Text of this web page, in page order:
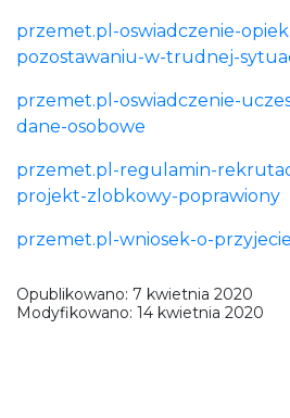
przemet.pl-oswiadczenie-
pozostawaniu-w-trudnej-
przemet.pl-oswiadczenie-
dane-osobowe
przemet.pl-regulamin-
projekt-zlobkowy-poprawiony
przemet.pl-wniosek-o-
Opublikowano: 7 kwietnia 2020
Modyfikowano: 14 kwietnia 2020